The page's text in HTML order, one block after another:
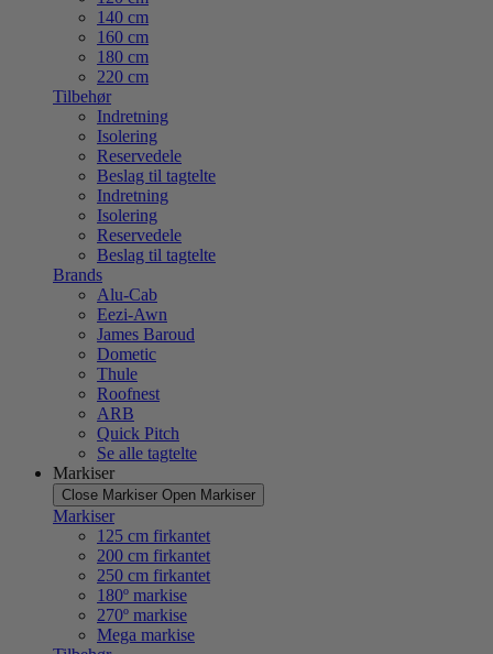
140 cm
160 cm
180 cm
220 cm
Tilbehør
Indretning
Isolering
Reservedele
Beslag til tagtelte
Indretning
Isolering
Reservedele
Beslag til tagtelte
Brands
Alu-Cab
Eezi-Awn
James Baroud
Dometic
Thule
Roofnest
ARB
Quick Pitch
Se alle tagtelte
Markiser
Close Markiser Open Markiser
Markiser
125 cm firkantet
200 cm firkantet
250 cm firkantet
180º markise
270º markise
Mega markise